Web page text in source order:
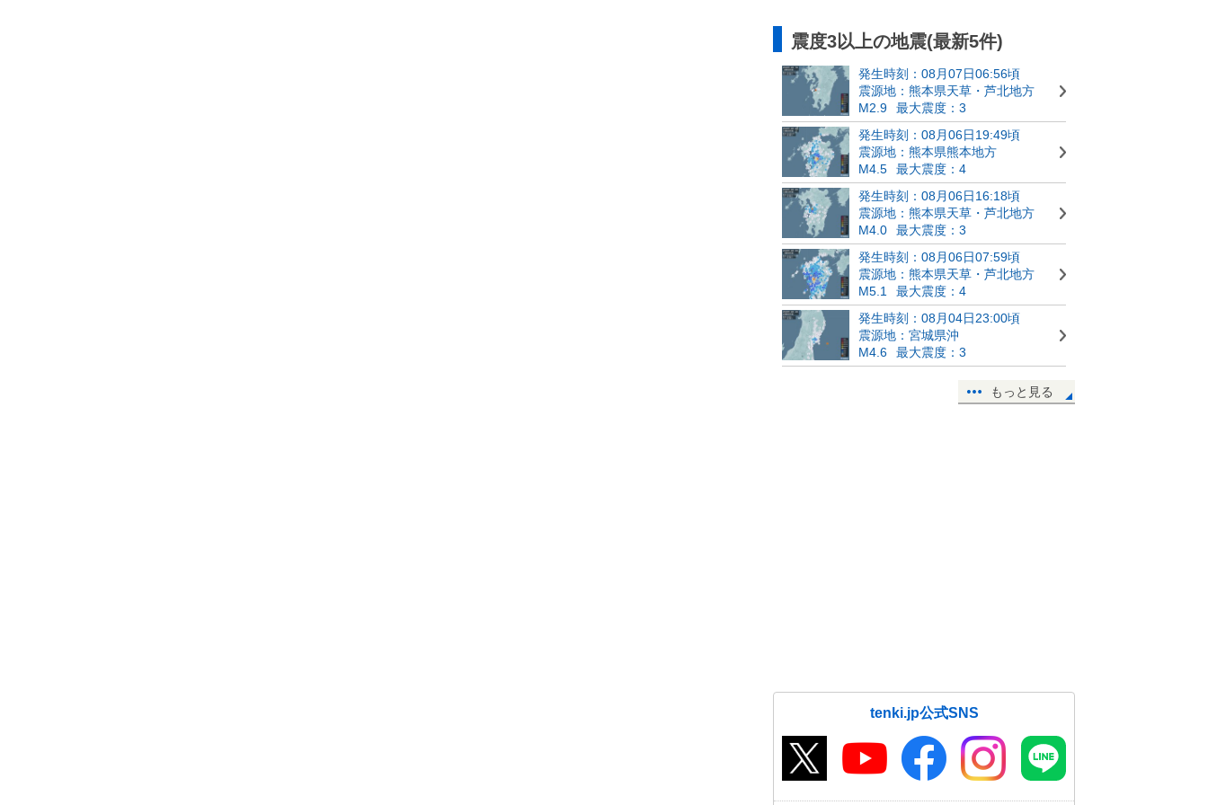
震度3以上の地震(最新5件)
発生時刻：08月07日06:56頃
震源地：熊本県天草・芦北地方
M2.9
最大震度：3
発生時刻：08月06日19:49頃
震源地：熊本県熊本地方
M4.5
最大震度：4
発生時刻：08月06日16:18頃
震源地：熊本県天草・芦北地方
M4.0
最大震度：3
発生時刻：08月06日07:59頃
震源地：熊本県天草・芦北地方
M5.1
最大震度：4
発生時刻：08月04日23:00頃
震源地：宮城県沖
M4.6
最大震度：3
もっと見る
tenki.jp公式SNS